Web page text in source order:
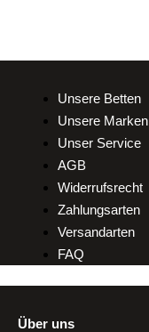
Unsere Betten
Unsere Marken
Unser Service
AGB
Widerrufsrecht
Zahlungsarten
Versandarten
FAQ
Über uns